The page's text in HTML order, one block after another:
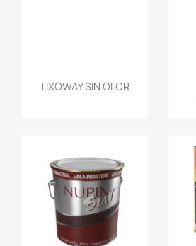
TIXOWAY SIN OLOR